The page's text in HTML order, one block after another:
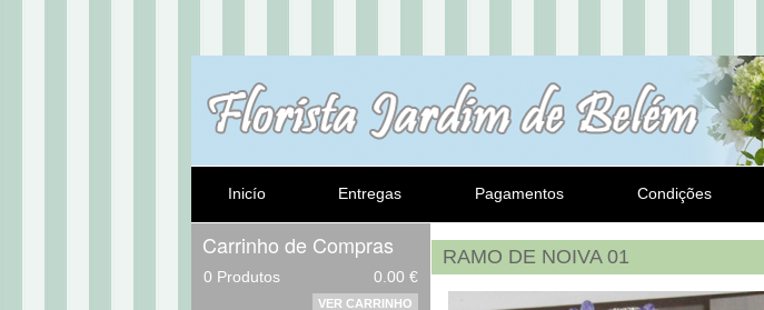
Inicío Entregas Pagamentos Condições
Carrinho de Compras
0 Produtos 0.00 €
VER CARRINHO
RAMO DE NOIVA 01